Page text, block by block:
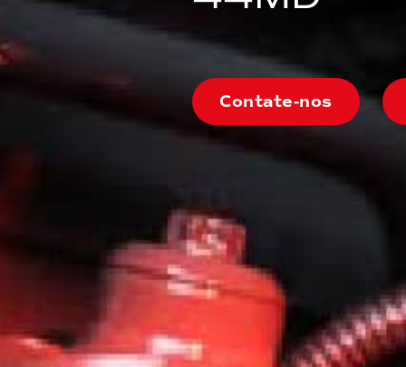
Contate-nos